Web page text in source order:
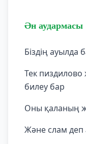
Ән аудармасы
Біздің ауылда
Тек пиздилово
билеу бар
Оны қаланың
Және слам деп